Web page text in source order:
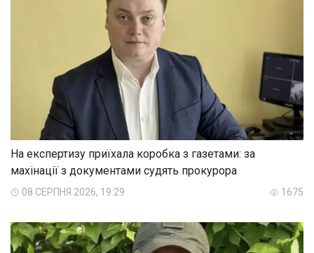
На експертизу приїхала коробка з газетами: за
махінації з документами судять прокурора
08 СЕРПНЯ 2026, 19:29 1675